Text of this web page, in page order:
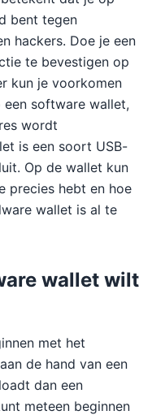
bent tegen
hackers. Doe je een
te bevestigen op
kun je voorkomen
software wallet,
wordt
is een soort USB-
Op de wallet kun
precies hebt en hoe
wallet is al te
wallet wilt
met het
de hand van een
dan een
meteen beginnen